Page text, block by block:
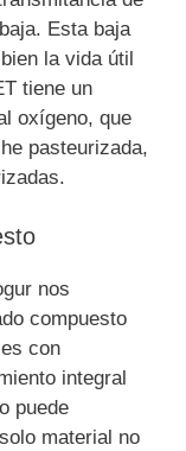
Esta baja
la vida útil
tiene un
oxígeno, que
pasteurizada,
nos
compuesto
con
integral
puede
material no